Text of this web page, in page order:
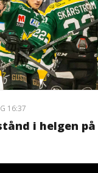
16:37
i helgen på